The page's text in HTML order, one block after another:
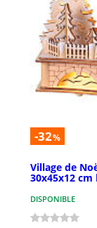
-32%
Village de
30x45x12 cm
DISPONIBLE